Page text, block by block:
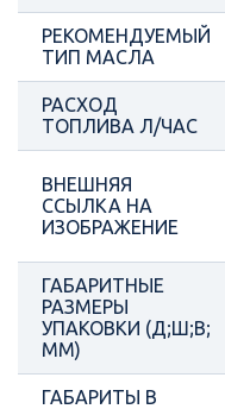
РЕКОМЕНДУЕМЫЙ
ТИП МАСЛА
РАСХОД
ТОПЛИВА Л/ЧАС
ВНЕШНЯЯ
ССЫЛКА НА
ИЗОБРАЖЕНИЕ
ГАБАРИТНЫЕ
РАЗМЕРЫ
УПАКОВКИ (Д;Ш;В;
ММ)
ГАБАРИТЫ В